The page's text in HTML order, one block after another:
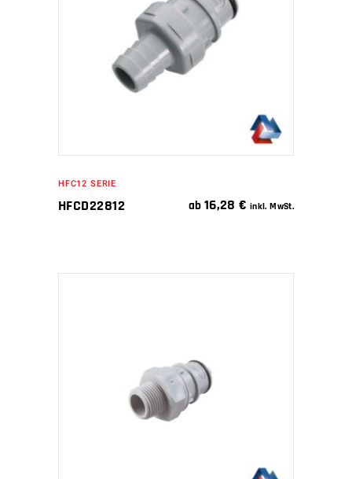
WEITERLESEN
HFC12 SERIE
HFCD22812 ab 16,28€ inkl. MwSt.
IN DEN WARENKORB